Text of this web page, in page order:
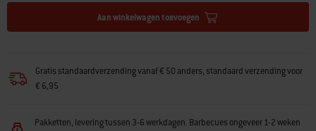
Aan winkelwagen toevoegen
Gratis standaardverzending vanaf € 50 anders, standaard verzending voor
€ 6,95
Pakketten, levering tussen 3-6 werkdagen. Barbecues ongeveer 1-2 weken